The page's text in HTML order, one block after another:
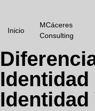
Inicio
MCáceres
Consulting
Identidad